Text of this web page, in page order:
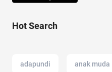
Hot Search
adapundi anak muda